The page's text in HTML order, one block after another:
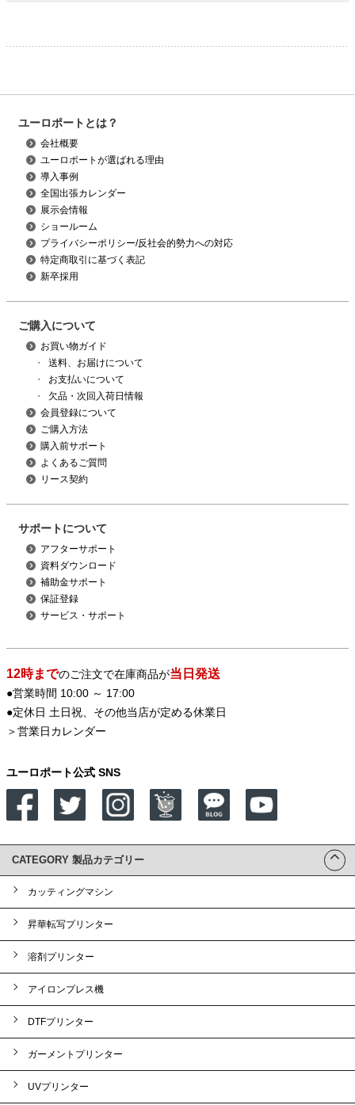
ユーロポートとは？
会社概要
ユーロポートが選ばれる理由
導入事例
全国出張カレンダー
展示会情報
ショールーム
プライバシーポリシー/反社会的勢力への対応
特定商取引に基づく表記
新卒採用
ご購入について
お買い物ガイド
・
送料、お届けについて
・
お支払いについて
・
欠品・次回入荷日情報
会員登録について
ご購入方法
購入前サポート
よくあるご質問
リース契約
サポートについて
アフターサポート
資料ダウンロード
補助金サポート
保証登録
サービス・サポート
12時までのご注文で在庫商品が当日発送
●営業時間 10:00 ～ 17:00
●定休日 土日祝、その他当店が定める休業日
＞営業日カレンダー
ユーロポート公式 SNS
CATEGORY 製品カテゴリー
カッティングマシン
昇華転写プリンター
溶剤プリンター
アイロンプレス機
DTFプリンター
ガーメントプリンター
UVプリンター